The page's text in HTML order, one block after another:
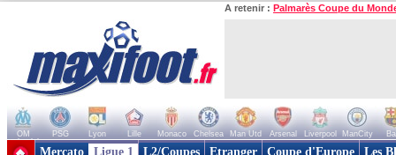
A retenir : Palmarès Coupe du
OM PSG Lyon Lille Monaco Chelsea Man Utd Arsenal Liverpool ManCity
+ de clubs
Mercato Ligue 1 L2/Coupes Etranger Coupe d'Europe Les